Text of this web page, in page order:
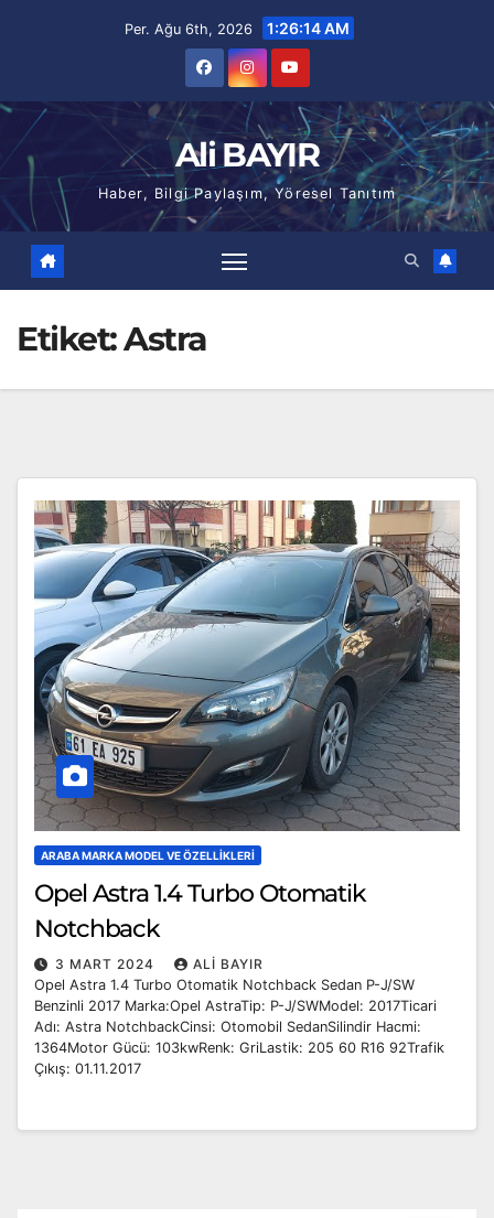
Per. Ağu 6th, 2026 1:26:15 AM
Ali BAYIR
Haber, Bilgi Paylaşım, Yöresel Tanıtım
Etiket:Astra
ARABA MARKA MODEL VE ÖZELLIKLERI
Opel Astra 1.4 Turbo Otomatik
Notchback
3 MART 2024
ALI BAYIR
Opel Astra 1.4 Turbo Otomatik Notchback Sedan P-J/SW
Benzinli 2017 Marka:Opel AstraTip: P-J/SWModel: 2017Ticari
Adı: Astra NotchbackCinsi: Otomobil SedanSilindir Hacmi:
1364Motor Gücü: 103kwRenk: GriLastik: 205 60 R16 92Trafik
Çıkış: 01.11.2017